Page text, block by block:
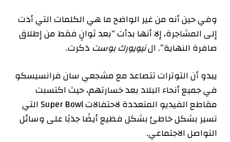
وفي حين أنه من غير الواضح ما هي الكلمات التي أدت
إلى المشاجرة، إلا أنها بدأت “بعد ثوانٍ فقط من إطلاق
صافرة النهاية”.النيويورك بوستذكرت.
يبدو أن التوترات تتصاعد مع مشجعي سان فرانسيسكو
في جميع أنحاء البلاد بعد خسارتهم، حيث اكتسبت
مقاطع الفيديو المتعددة لاحتفالات Super Bowl التي
تسير بشكل خاطئ بشكل فظيع أيضًا جذبًا على وسائل
التواصل الاجتماعي.